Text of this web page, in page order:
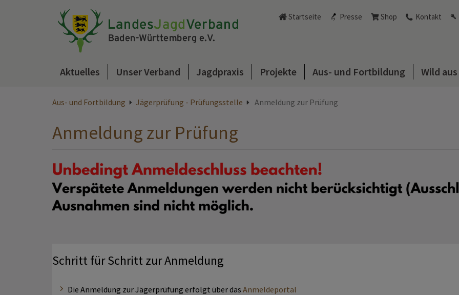
Startseite Presse Shop Kontakt
Aktuelles Unser Verband Jagdpraxis Projekte Aus- und Fortbildung Wild aus
Aus- und Fortbildung Jägerprüfung - Prüfungsstelle Anmeldung zur Prüfung
Anmeldung zur Prüfung
Schritt für Schritt zur Anmeldung
Die Anmeldung zur Jägerprüfung erfolgt über das Anmeldeportal